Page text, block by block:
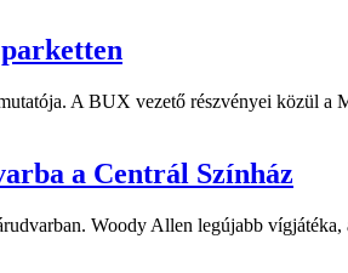
A BUX vezető részvényei közül a
a Centrál Színház
Woody Allen legújabb